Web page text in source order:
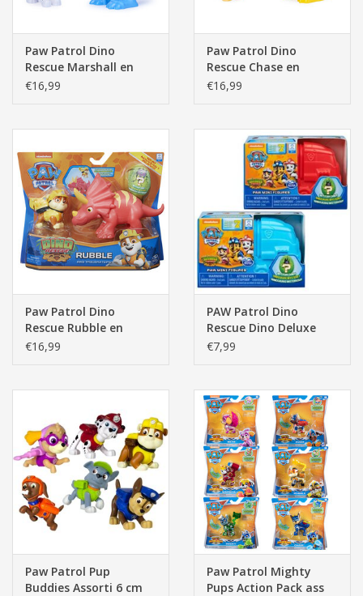
Paw Patrol Dino
Rescue Marshall en
Velociraptor
€16,99
Paw Patrol Dino
Rescue Chase en
Tyrannosaurus Rex
€16,99
Paw Patrol Dino
Rescue Rubble en
Triceratops
€16,99
PAW Patrol Dino
Rescue Dino Deluxe
Mini Figures
€7,99
Paw Patrol Pup
Buddies Assorti 6 cm
Paw Patrol Mighty
Pups Action Pack ass